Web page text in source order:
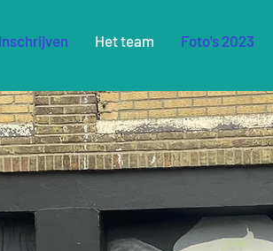
Inschrijven Het team Foto's 2023